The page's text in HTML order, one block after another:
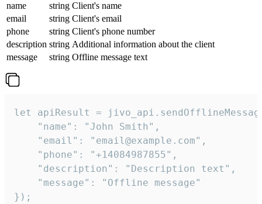
name
string Client's name
email
string Client's email
phone
string Client's phone number
description string Additional information about the client
message
string Offline message text
let apiResult =
    "name": "John Smith",
    "email": "email@example.com",
    "phone": "+14084987855",
    "description": "Description text",
    "message": "Offline message"
});